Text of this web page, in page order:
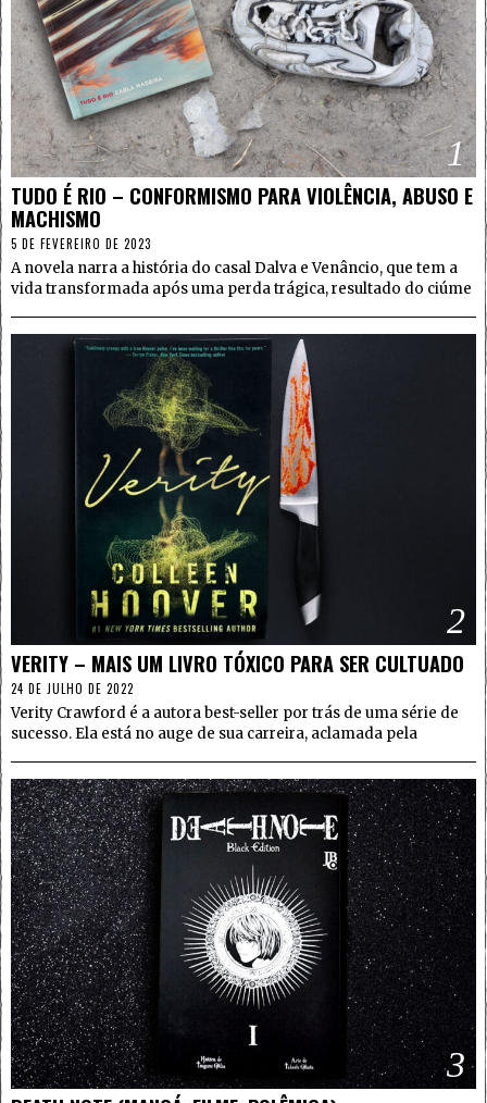
1
TUDO É RIO – CONFORMISMO PARA VIOLÊNCIA, ABUSO E
MACHISMO
5 DE FEVEREIRO DE 2023
A novela narra a história do casal Dalva e Venâncio, que tem a
vida transformada após uma perda trágica, resultado do ciúme
2
VERITY – MAIS UM LIVRO TÓXICO PARA SER CULTUADO
24 DE JULHO DE 2022
Verity Crawford é a autora best-seller por trás de uma série de
sucesso. Ela está no auge de sua carreira, aclamada pela
3